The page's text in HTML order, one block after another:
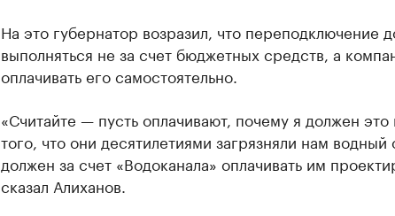
На это губернатор возразил, что переподключение
выполняться не за счет бюджетных средств, а
оплачивать его самостоятельно.
«Считайте — пусть оплачивают, почему я должен
того, что они десятилетиями загрязняли нам
должен за счет «Водоканала» оплачивать им
сказал Алиханов.